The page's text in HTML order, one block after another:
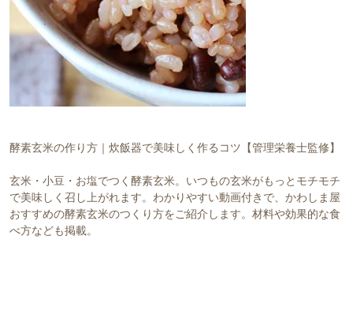
酵素玄米の作り方｜炊飯器で美味しく作るコツ【管理栄養士監修】
玄米・小豆・お塩でつく酵素玄米。いつもの玄米がもっとモチモチ
で美味しく召し上がれます。わかりやすい動画付きで、かわしま屋
おすすめの酵素玄米のつくり方をご紹介します。材料や効果的な食
べ方なども掲載。